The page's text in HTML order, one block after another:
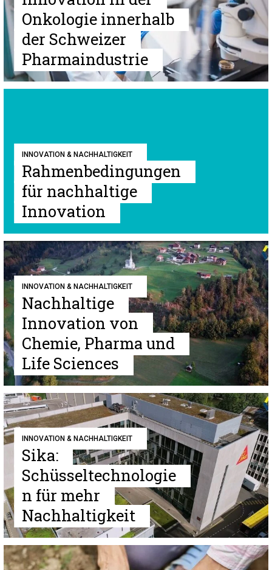
Onkologie innerhalb
der Schweizer
Pharmaindustrie
INNOVATION & NACHHALTIGKEIT
Rahmenbedingungen
für nachhaltige
Innovation
INNOVATION & NACHHALTIGKEIT
Nachhaltige
Innovation von
Chemie, Pharma und
Life Sciences
INNOVATION & NACHHALTIGKEIT
Sika:
Schüsseltechnologie
n für mehr
Nachhaltigkeit